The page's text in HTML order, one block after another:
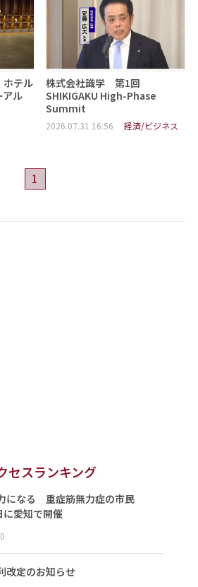
テル
アル
株式会社識学 第1回
SHIKIGAKU High-Phase
Summit
2026.07.31 16:56 経済/ビジネス
1
セスランキング
になる 重症筋無力症の市民
愛知で開催
改定のお知らせ